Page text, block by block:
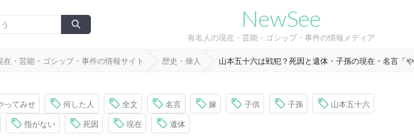
NewSee
有名人の現在・芸能・ゴシップ・事件の情報メディア
・芸能・ゴシップ・事件の情報サイト 歴史・偉人 山本五十六は戦犯？死因と遺体・子孫の現在・名言「
ってみせ 何した人 全文 名言 嫁 子供 子孫 山本五十六
指がない 死因 現在 遺体